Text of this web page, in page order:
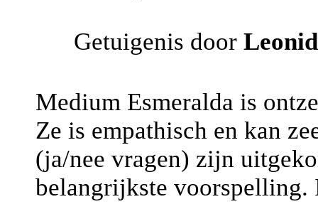
Getuigenis door
Medium Esmeralda is
Ze is empathisch en kan
(ja/nee vragen) zijn
belangrijkste voorspelling.